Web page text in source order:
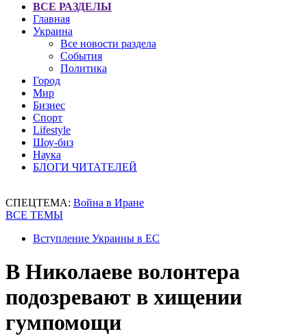
ВСЕ РАЗДЕЛЫ
Главная
Украина
Все новости раздела
События
Политика
Город
Мир
Бизнес
Спорт
Lifestyle
Шоу-биз
Наука
БЛОГИ ЧИТАТЕЛЕЙ
СПЕЦТЕМА: Война в Иране
ВСЕ ТЕМЫ
Вступление Украины в ЕС
В Николаеве волонтера
подозревают в хищении
гумпомощи